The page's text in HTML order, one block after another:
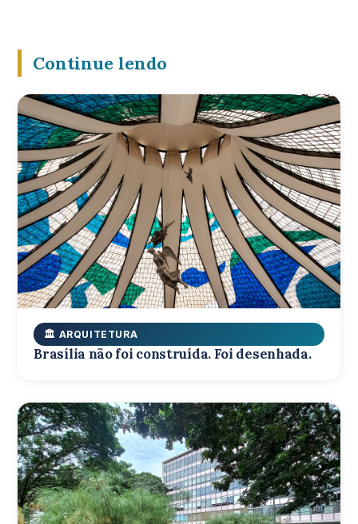
Continue lendo
🏛️ ARQUITETURA
Brasília não foi construída. Foi desenhada.